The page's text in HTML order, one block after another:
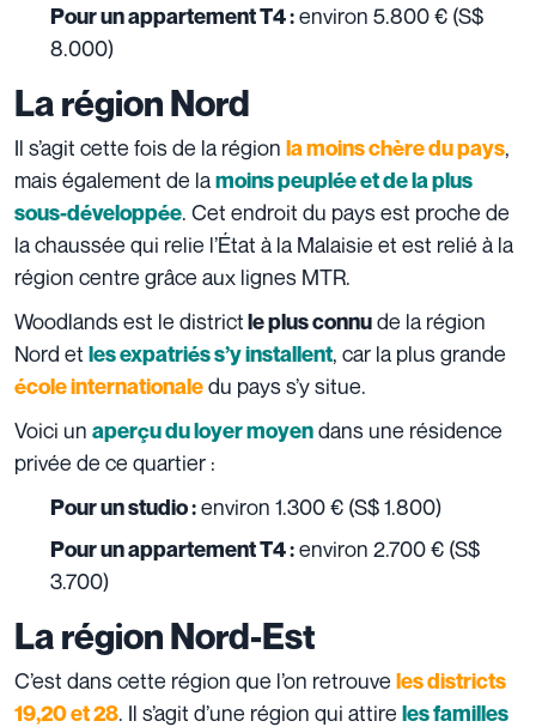
Pour un appartement T4 :environ 5.800 € (S$
8.000)
La région Nord
Il s’agit cette fois de la région la moins chère du pays,
mais également de lamoins peuplée et de la plus
sous-développée. Cet endroit du pays est proche de
la chaussée qui relie l’État à la Malaisie et est relié à la
région centre grâce aux lignes MTR.
Woodlands est le districtle plus connude la région
Nord et les expatriés s’y installent, car la plus grande
école internationaledu pays s’y situe.
Voici un aperçu du loyer moyendans une résidence
privée de ce quartier :
Pour un studio :environ 1.300 € (S$ 1.800)
Pour un appartement T4 :environ 2.700 € (S$
3.700)
La région Nord-Est
C’est dans cette région que l’on retrouve les districts
19,20 et 28. Il s’agit d’une région qui attire les familles